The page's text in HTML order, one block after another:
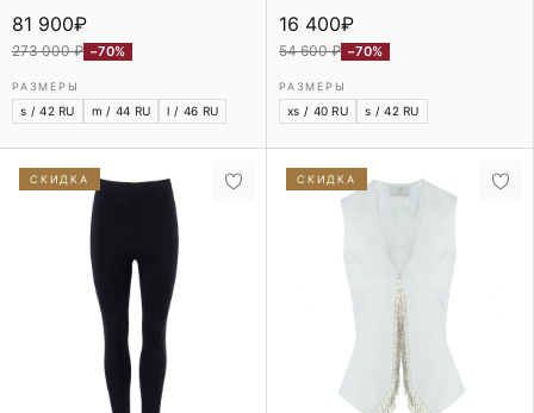
81 900₽
273 000 ₽ −70%
РАЗМЕРЫ
s / 42 RU m / 44 RU l / 46 RU
16 400₽
54 600 ₽ −70%
РАЗМЕРЫ
xs / 40 RU s / 42 RU
СКИДКА СКИДКА